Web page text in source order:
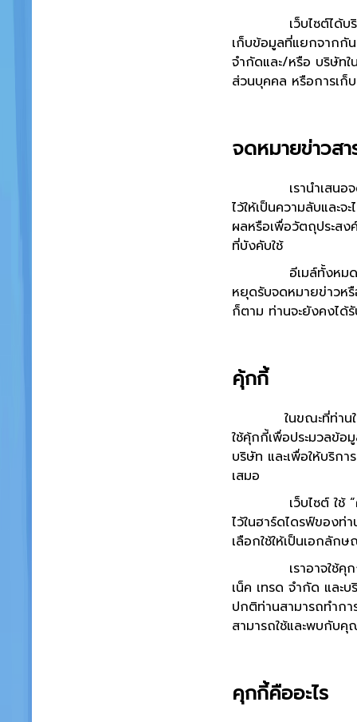
เว็บไซต์ได้บริการก
เก็บข้อมูลที่แยกจากกัน
จำกัดและ/หรือ บริษัทใ
ส่วนบุคคล หรือการเก็
จดหมายข่าวสา
เรานำเสนอจดหมา
ไว้ให้เป็นความลับและ
ผลหรือเพื่อวัตถุประสง
ที่บังคับใช้
อีเมล์ทั้งหมดที่ส่งจา
หยุดรับจดหมายข่าวหรื
ก็ตาม ท่านจะยังคงได้
คุ้กกี้
ในขณะที่ท่านใช้เว็บ
ใช้คุ้กกี้เพื่อประมวลข้
บริษัท และเพื่อให้บริก
เสมอ
เว็บไซต์ ใช้ “คุกกี้
ไว้ในฮาร์ดไดรฟ์ของท่
เลือกใช้ให้เป็นเอกลัก
เราอาจใช้คุกกี้เพื่อ
เน็ค เทรด จำกัด และ
ปกติท่านสามารถทำกา
สามารถใช้และพบกับคุ
คุกกี้คืออะไร